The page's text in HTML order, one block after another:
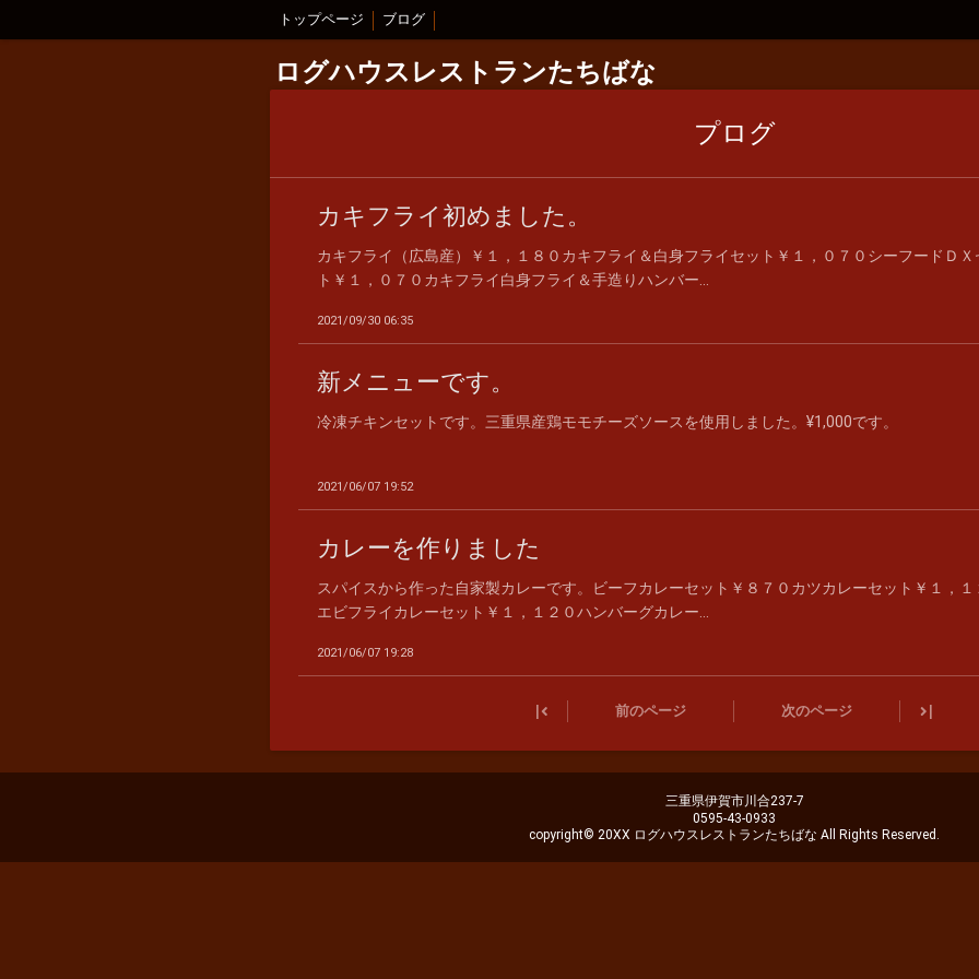
トップページ ブログ
ログハウスレストランたちばな
プログ
カキフライ初めました。
カキフライ（広島産）￥１，１８０カキフライ＆白身フライセット￥１，０７０シーフードＤＸ
ト￥１，０７０カキフライ白身フライ＆手造りハンバー...
2021/09/30 06:35
新メニューです。
冷凍チキンセットです。三重県産鶏モモチーズソースを使用しました。¥1,000です。
2021/06/07 19:52
カレーを作りました
スパイスから作った自家製カレーです。ビーフカレーセット￥８７０カツカレーセット￥１，１
エビフライカレーセット￥１，１２０ハンバーグカレー...
2021/06/07 19:28
| 前のページ 次のページ |
三重県伊賀市川合237-7
0595-43-0933
copyright© 20XX ログハウスレストランたちばな All Rights Reserved.